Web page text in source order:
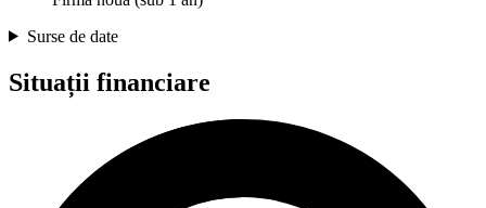
Surse de date
Situații financiare